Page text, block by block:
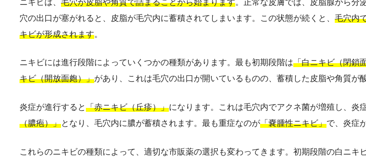
ニキビは、 毛穴が皮脂や角質で詰まることから始まります。正常な皮膚では、皮脂腺から分
穴の出口が塞がれると、皮脂が毛穴内に蓄積されてしまいます。この状態が続くと、 毛穴内
キビが形成されます。
ニキビには進行段階によっていくつかの種類があります。最も初期段階は「白ニキビ（閉鎖
キビ（開放面皰）」があり、これは毛穴の出口が開いているものの、蓄積した皮脂や角質が
炎症が進行すると「赤ニキビ（丘疹）」になります。これは毛穴内でアクネ菌が増殖し、炎
（膿疱）」となり、毛穴内に膿が蓄積されます。最も重症なのが「嚢腫性ニキビ」で、炎症
これらのニキビの種類によって、適切な市販薬の選択も変わってきます。初期段階の白ニ